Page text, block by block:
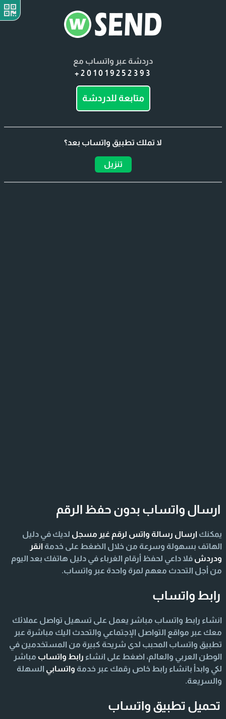
دردشة عبر واتساب مع
+201019252393
متابعة للدردشة
لا تملك تطبيق واتساب بعد؟
تنزيل
ارسال واتساب بدون حفظ الرقم
يمكنك ارسال رسالة واتس لرقم غير مسجل لديك في دليل
الهاتف بسهولة وسرعة من خلال الضغط على خدمة انقر
ودردش فلا داعي لحفظ أرقام الغرباء في دليل هاتفك بعد اليوم
من أجل التحدث معهم لمرة واحدة عبر واتساب.
رابط واتساب
انشاء رابط واتساب مباشر يعمل على تسهيل تواصل عملائك
معك عبر مواقع التواصل الإجتماعي والتحدث اليك مباشرة عبر
تطبيق واتساب المحبب لدى شريحة كبيرة من المستخدمين في
الوطن العربي والعالم، اضغط على انشاء رابط واتساب مباشر
لكي وابدأ بانشاء رابط خاص رقمك عبر خدمة واتسابي السهلة
والسريعة.
تحميل تطبيق واتساب